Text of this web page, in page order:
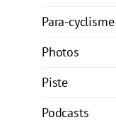
Para-cyclisme
Photos
Piste
Podcasts